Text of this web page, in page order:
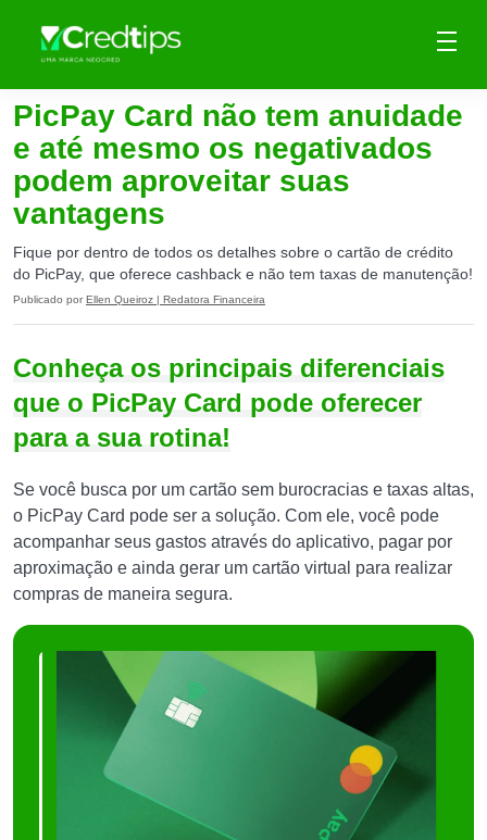
PicPay Card não tem anuidade
e até mesmo os negativados
podem aproveitar suas
vantagens
Fique por dentro de todos os detalhes sobre o cartão de crédito
do PicPay, que oferece cashback e não tem taxas de manutenção!
Publicado por Ellen Queiroz | Redatora Financeira
Conheça os principais diferenciais
que o PicPay Card pode oferecer
para a sua rotina!
Se você busca por um cartão sem burocracias e taxas altas,
o PicPay Card pode ser a solução. Com ele, você pode
acompanhar seus gastos através do aplicativo, pagar por
aproximação e ainda gerar um cartão virtual para realizar
compras de maneira segura.